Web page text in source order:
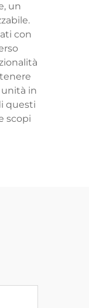
un
con
unità in
questi
scopi